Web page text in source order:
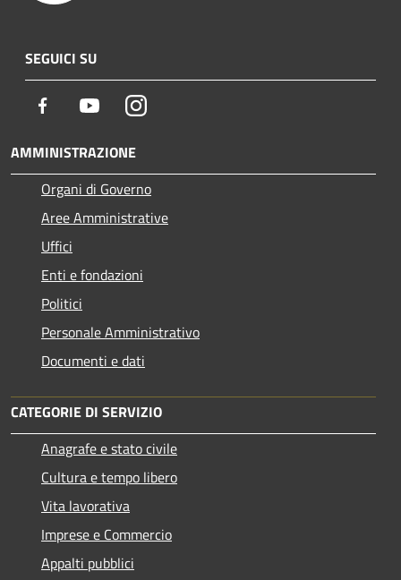
SEGUICI SU
Facebook YoutubeInstagram
AMMINISTRAZIONE
Organi di Governo
Aree Amministrative
Uffici
Enti e fondazioni
Politici
Personale Amministrativo
Documenti e dati
CATEGORIE DI SERVIZIO
Anagrafe e stato civile
Cultura e tempo libero
Vita lavorativa
Imprese e Commercio
Appalti pubblici